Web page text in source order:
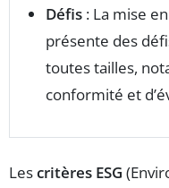
Défis : La mise
présente des
toutes tailles,
conformité et
Lescritères ESG